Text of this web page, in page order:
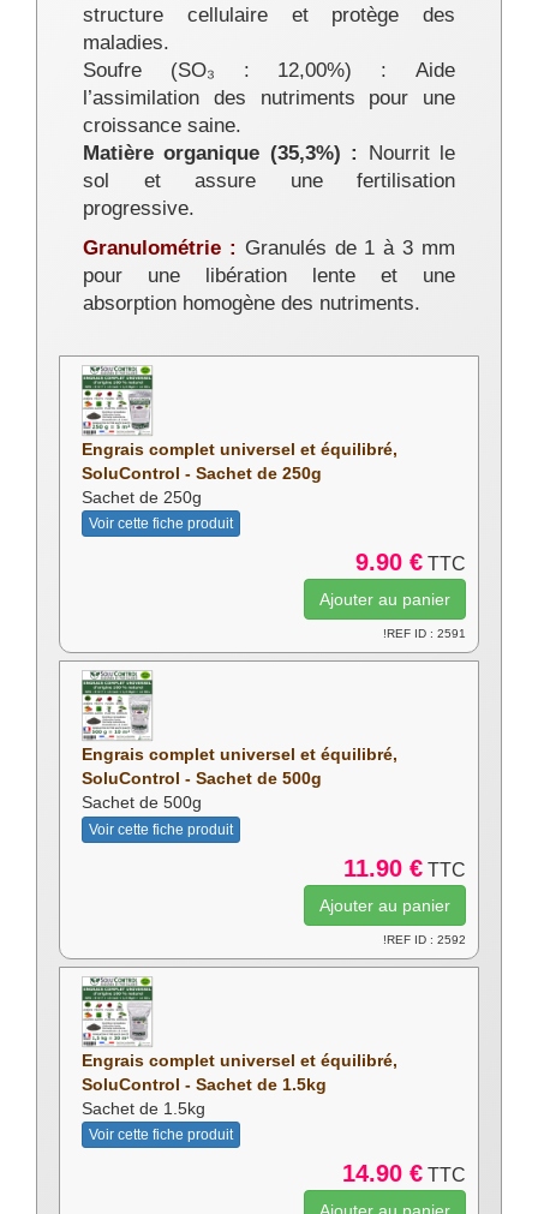
structure cellulaire et protège des
maladies.
Soufre (SO₃ : 12,00%) : Aide
l’assimilation des nutriments pour une
croissance saine.
Matière organique (35,3%) : Nourrit le
sol et assure une fertilisation
progressive.
Granulométrie : Granulés de 1 à 3 mm
pour une libération lente et une
absorption homogène des nutriments.
Engrais complet universel et équilibré,
SoluControl - Sachet de 250g
Sachet de 250g
Voir cette fiche produit
9.90 € TTC
!REF ID : 2591
Engrais complet universel et équilibré,
SoluControl - Sachet de 500g
Sachet de 500g
Voir cette fiche produit
11.90 € TTC
!REF ID : 2592
Engrais complet universel et équilibré,
SoluControl - Sachet de 1.5kg
Sachet de 1.5kg
Voir cette fiche produit
14.90 € TTC